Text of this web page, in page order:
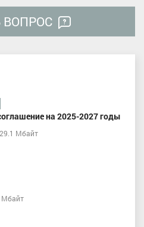
ВОПРОС
на 2025-2027 годы
Мбайт
Мбайт